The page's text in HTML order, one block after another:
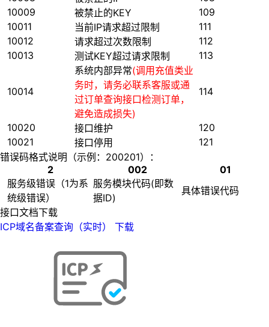
10009
被禁止的KEY
109
10011
当前IP请求超过限制
111
10012
请求超过次数限制
112
10013
测试KEY超过请求限制 113
10014
系统内部异常(调用充值类业
务时，请务必联系客服或通
过订单查询接口检测订单，
避免造成损失)
114
10020 接口维护
120
10021
接口停用
121
错误码格式说明（示例：200201）：
2
002
01
服务级错误（1为系
统级错误）
服务模块代码(即数
据ID)
具体错误代码
接口文档下载
ICP域名备案查询（实时）
下载